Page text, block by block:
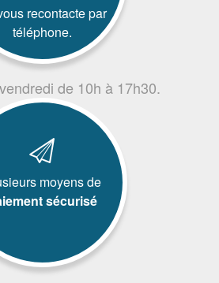
recontacte par
téléphone.
de 10h à 17h30.
moyens de
sécurisé